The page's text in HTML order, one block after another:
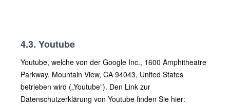
4.3. Youtube
Youtube, welche von der Google Inc., 1600 Amphitheatre
Parkway, Mountain View, CA 94043, United States
betrieben wird („Youtube”). Den Link zur
Datenschutzerklärung von Youtube finden Sie hier: